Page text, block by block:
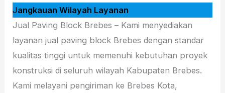
Jangkauan Wilayah Layanan
Jual Paving Block Brebes – Kami menyediakan
layanan jual paving block Brebes dengan standar
kualitas tinggi untuk memenuhi kebutuhan proyek
konstruksi di seluruh wilayah Kabupaten Brebes.
Kami melayani pengiriman ke Brebes Kota,